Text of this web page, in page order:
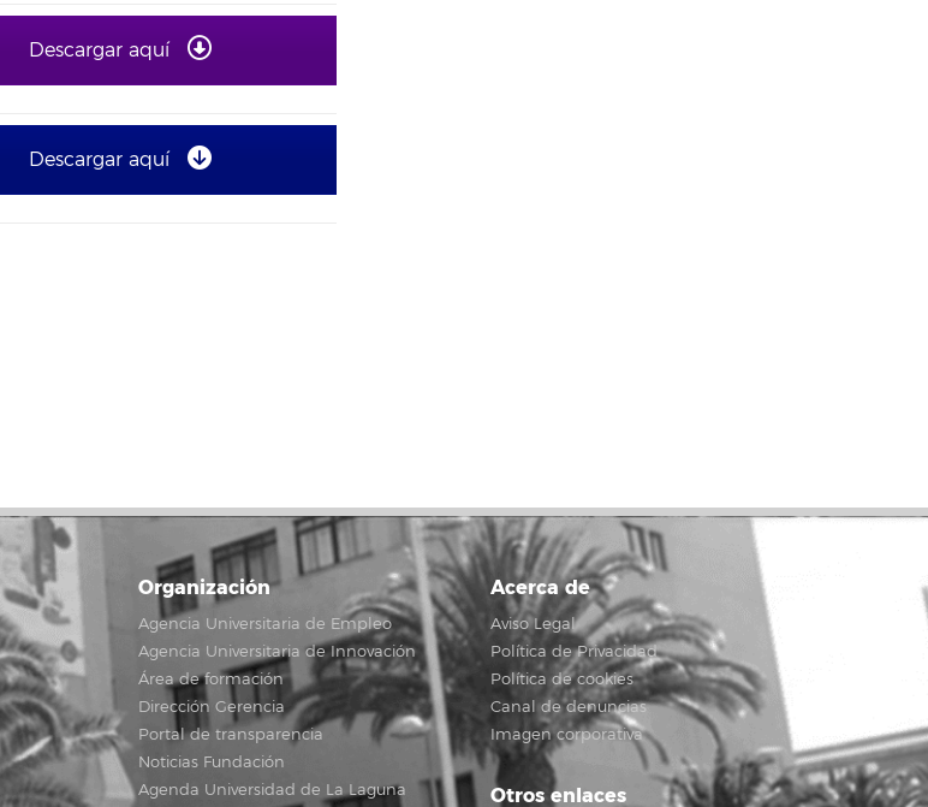
Descargar aquí
Descargar aquí
Organización
Agencia Universitaria de Empleo
Agencia Universitaria de Innovación
Área de formación
Dirección Gerencia
Portal de transparencia
Noticias Fundación
Agenda Universidad de La Laguna
Acerca de
Aviso Legal
Política de Privacidad
Política de cookies
Canal de denuncias
Imagen corporativa
Otros enlaces